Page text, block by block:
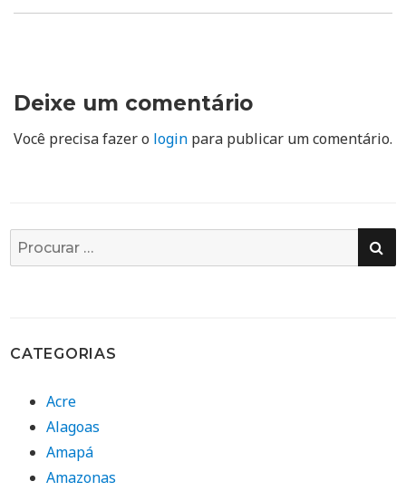
Deixe um comentário
Você precisa fazer o login para publicar um comentário.
Busca
por:
CATEGORIAS
Acre
Alagoas
Amapá
Amazonas